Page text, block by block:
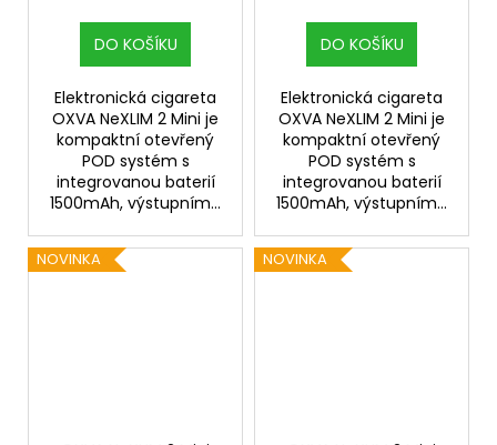
DO KOŠÍKU
Elektronická cigareta
OXVA NeXLIM 2 Mini je
kompaktní otevřený
POD systém s
integrovanou baterií
1500mAh, výstupním...
DO KOŠÍKU
Elektronická cigareta
OXVA NeXLIM 2 Mini je
kompaktní otevřený
POD systém s
integrovanou baterií
1500mAh, výstupním...
NOVINKA NOVINKA